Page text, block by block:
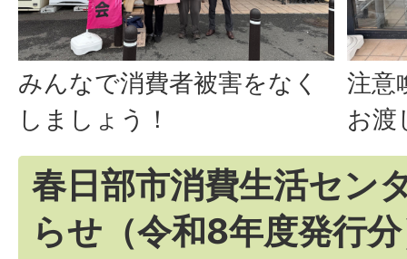
みんなで消費者被害をなく
しましょう！
注意
お渡
春日部市消費生活セン
らせ（令和8年度発行